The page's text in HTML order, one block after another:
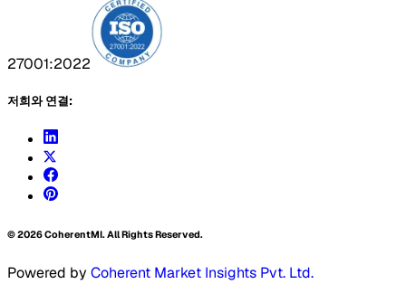
27001:2022
저희와 연결:
©2026CoherentMI. All Rights Reserved.
Powered by Coherent Market Insights Pvt. Ltd.